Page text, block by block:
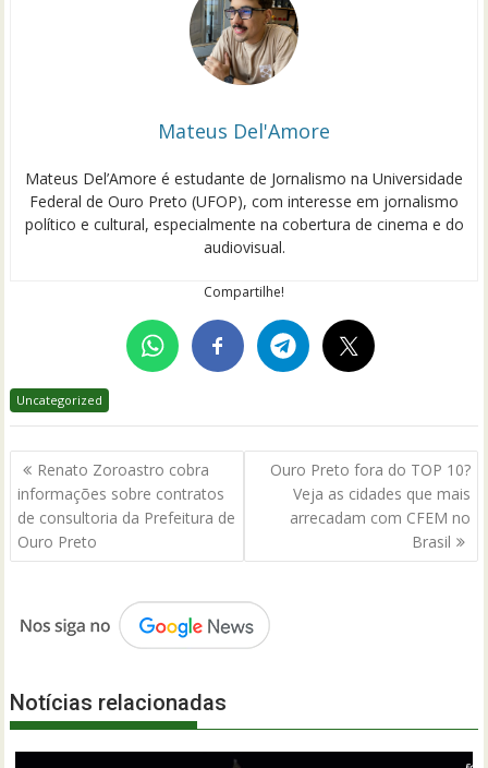
Mateus Del'Amore
Mateus Del’Amore é estudante de Jornalismo na Universidade
Federal de Ouro Preto (UFOP), com interesse em jornalismo
político e cultural, especialmente na cobertura de cinema e do
audiovisual.
Compartilhe!
Uncategorized
Navegação
de
Post
Renato Zoroastro cobra
informações sobre contratos
de consultoria da Prefeitura de
Ouro Preto
Ouro Preto fora do TOP 10?
Veja as cidades que mais
arrecadam com CFEM no
Brasil
Notícias relacionadas